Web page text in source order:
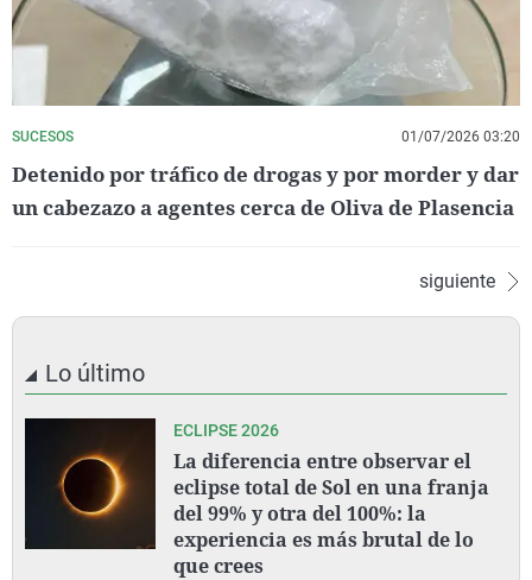
SUCESOS 01/07/2026 03:20
Detenido por tráfico de drogas y por morder y dar
un cabezazo a agentes cerca de Oliva de Plasencia
siguiente
Lo último
ECLIPSE 2026
La diferencia entre observar el
eclipse total de Sol en una franja
del 99% y otra del 100%: la
experiencia es más brutal de lo
que crees